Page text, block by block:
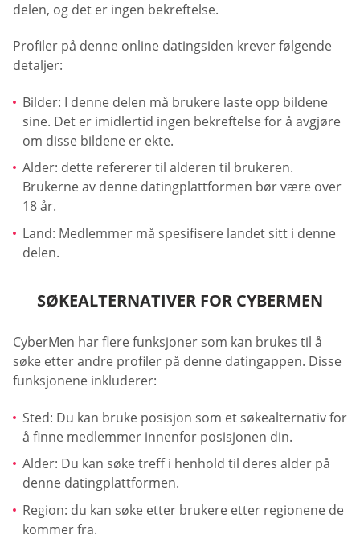
delen, og det er ingen bekreftelse.
Profiler på denne online datingsiden krever følgende
detaljer:
Bilder: I denne delen må brukere laste opp bildene
sine. Det er imidlertid ingen bekreftelse for å avgjøre
om disse bildene er ekte.
Alder: dette refererer til alderen til brukeren.
Brukerne av denne datingplattformen bør være over
18 år.
Land: Medlemmer må spesifisere landet sitt i denne
delen.
SØKEALTERNATIVER FOR CYBERMEN
CyberMen har flere funksjoner som kan brukes til å
søke etter andre profiler på denne datingappen. Disse
funksjonene inkluderer:
Sted: Du kan bruke posisjon som et søkealternativ for
å finne medlemmer innenfor posisjonen din.
Alder: Du kan søke treff i henhold til deres alder på
denne datingplattformen.
Region: du kan søke etter brukere etter regionene de
kommer fra.